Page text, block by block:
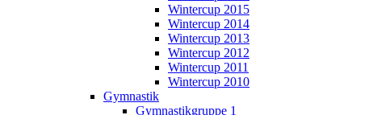
Wintercup 2015
Wintercup 2014
Wintercup 2013
Wintercup 2012
Wintercup 2011
Wintercup 2010
Gymnastik
Gymnastikgruppe 1